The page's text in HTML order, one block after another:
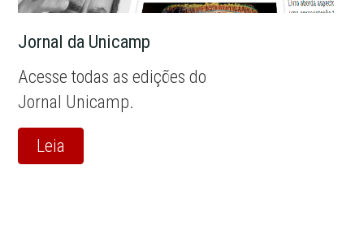
Jornal da Unicamp
Acesse todas as edições do
Jornal Unicamp.
Leia